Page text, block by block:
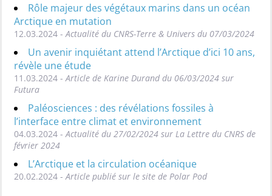
Rôle majeur des végétaux marins dans un océan
Arctique en mutation
12.03.2024 - Actualité du CNRS-Terre & Univers du 07/03/2024
Un avenir inquiétant attend l’Arctique d’ici 10 ans,
révèle une étude
11.03.2024 - Article de Karine Durand du 06/03/2024 sur
Futura
Paléosciences : des révélations fossiles à
l’interface entre climat et environnement
04.03.2024 - Actualité du 27/02/2024 sur La Lettre du CNRS de
février 2024
L’Arctique et la circulation océanique
20.02.2024 - Article publié sur le site de Polar Pod